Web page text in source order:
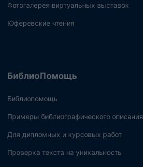
Фотогалерея виртуальных выставок
Юферевские чтения
БиблиоПомощь
Библиопомощь
Примеры библиографического описания
Для дипломных и курсовых работ
Проверка текста на уникальность